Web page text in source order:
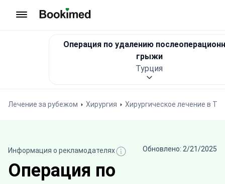
Лечение за рубежом Хирургия Хирургическое лечение в
Операция по удалению
грыжи
Турция
Информация о рекламодателях Обновлено: 2/21/2025
Операция по